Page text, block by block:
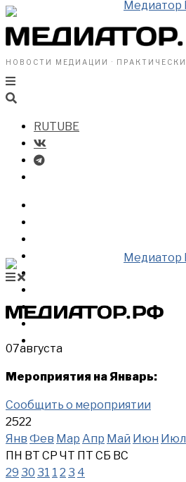
НОВОСТИ МЕДИАЦИИ ·
RUTUBE
ВИДЕО
07августа
Мероприятия на Январь:
Сообщить о мероприятии
2522
Янв Фев Мар Апр Май Июн Июл
ПН ВТ СР ЧТ ПТ СБ ВС
29 30 31 1 2 3 4